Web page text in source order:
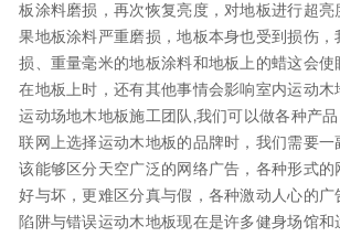
板涂料磨损，再次恢复亮度，对地板进行超亮
果地板涂料严重磨损，地板本身也受到损伤，
损、重量毫米的地板涂料和地板上的蜡这会使
在地板上时，还有其他事情会影响室内运动木
运动场地木地板施工团队,我们可以做各种产
联网上选择运动木地板的品牌时，我们需要一
该能够区分天空广泛的网络广告，各种形式的
好与坏，更难区分真与假，各种激动人心的广
陷阱与错误运动木地板现在是许多健身场馆和